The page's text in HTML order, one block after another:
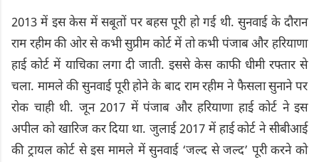
2013 में इस केस में सबूतों पर बहस पूरी हो गई थी. सुनवाई के दौरान
राम रहीम की ओर से कभी सुप्रीम कोर्ट में तो कभी पंजाब और हरियाणा
हाई कोर्ट में याचिका लगा दी जाती. इससे केस काफी धीमी रफ्तार से
चला. मामले की सुनवाई पूरी होने के बाद राम रहीम ने फैसला सुनाने पर
रोक चाही थी. जून 2017 में पंजाब और हरियाणा हाई कोर्ट ने इस
अपील को खारिज कर दिया था. जुलाई 2017 में हाई कोर्ट ने सीबीआई
की ट्रायल कोर्ट से इस मामले में सुनवाई ‘जल्द से जल्द’ पूरी करने को